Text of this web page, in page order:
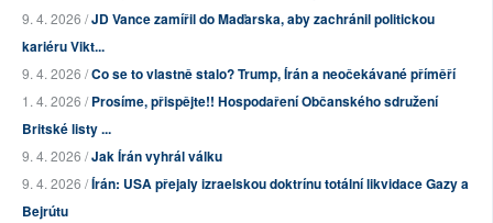
9. 4. 2026 /JD Vance zamířil do Maďarska, aby zachránil politickou
kariéru Vikt...
9. 4. 2026 /Co se to vlastně stalo? Trump, Írán a neočekávané příměří
1. 4. 2026 /Prosíme, přispějte!! Hospodaření Občanského sdružení
Britské listy ...
9. 4. 2026 /Jak Írán vyhrál válku
9. 4. 2026 /Írán: USA přejaly izraelskou doktrínu totální likvidace Gazy a
Bejrútu